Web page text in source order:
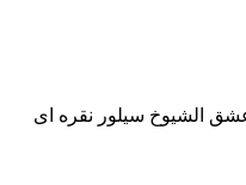
الشیوخ سیلور نقره ای